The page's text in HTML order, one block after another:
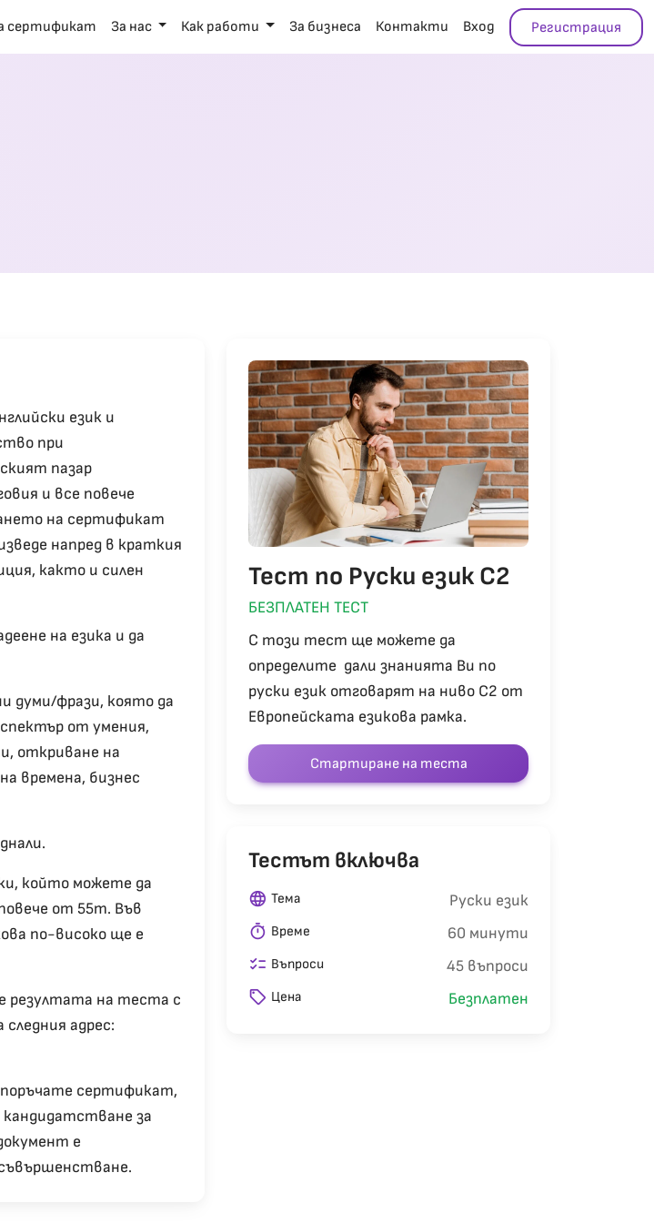
сертификат За нас Как работи За бизнеса Контакти Вход Регистрация
език и
при
пазар
и все повече
на сертификат
напред в краткия
както и силен
на езика и да
думи/фрази, която да
от умения,
откриване на
времена, бизнес
който можете да
от 55т. Във
по-високо ще е
резултата на теста с
адрес:
сертификат,
за
е
Тест по Руски език С2
БЕЗПЛАТЕН ТЕСТ
С този тест ще можете да
определите дали знанията Ви по
руски език отговарят на ниво С2 от
Европейската езикова рамка.
Стартиране на теста
Тестът включва
language Тема Руски език
timer Време 60 минути
checklist Въпроси 45 въпроси
sell Цена Безплатен